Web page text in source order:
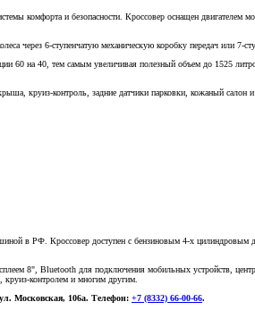
и безопасности. Кроссовер оснащен двигателем
через 6-ступенчатую механическую коробку передач или 7-
60 на 40, тем самым увеличивая полезный объем до 1525
круиз-контроль, задние датчики парковки, кожаный
в РФ. Кроссовер доступен с бензиновым 4-х цилиндровым
8", Bluetooth для подключения мобильных устройств,
круиз-контролем и многим другим.
Московская, 106а. Телефон: +7 (8332) 66-00-66.